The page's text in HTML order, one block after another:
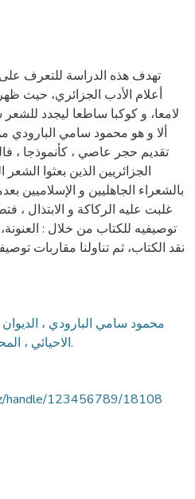
تهدف هذه الدراسة للتعرف على
أعلام الأدب الجزائري، حيث
لامعا، و كوكبا ساطعا ليجدد
ألا و هو محمود سامي البارودي
تقديم حجر عاصي ، كأنموذجا ،
الجزائريين الذين بعثوا
بالشعراء الجاهليين و الإسلاميين
غلبت عليه الركاكة و الابتذال ،
توصيفيه للكتاب من خلال :
نقد الكتاب، ثم تناولنا مقاربات
محمود سامي البارودي ، الديوان ،
الاحيائي ، المحسنات البديعية ، الصور البيانية.
handle/123456789/18108